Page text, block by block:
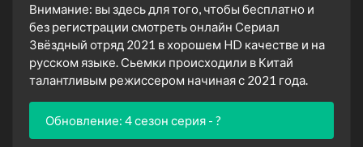
Внимание: вы здесь для того, чтобы бесплатно и
без регистрации смотреть онлайн Сериал
Звёздный отряд 2021 в хорошем HD качестве и на
русском языке. Сьемки происходили в Китай
талантливым режиссером начиная с 2021 года.
Обновление: 4 сезон серия - ?